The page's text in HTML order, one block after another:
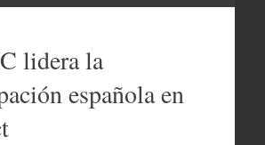
lidera la
española en